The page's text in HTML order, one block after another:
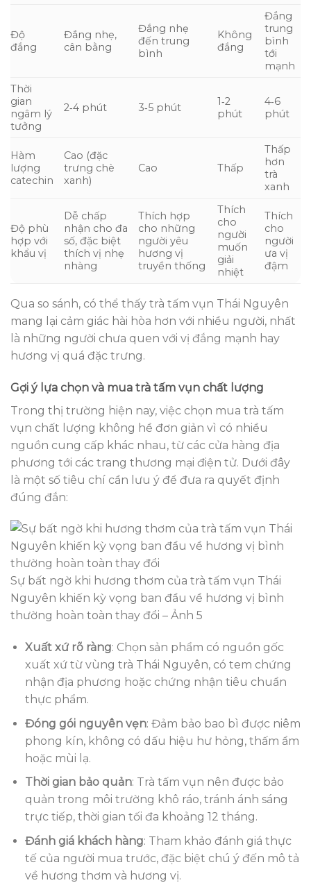
Độ
đắng
Đắng nhẹ,
cân bằng
Đắng nhẹ
đến trung
bình
Không
đắng
Đắng
trung
bình
tới
mạnh
Thời
gian
ngâm lý
tưởng
2‑4 phút 3‑5 phút
1‑2
phút
4‑6
phút
Hàm
lượng
catechin
Cao (đặc
trưng chè
xanh)
Cao Thấp
Thấp
hơn
trà
xanh
Độ phù
hợp với
khẩu vị
Dễ chấp
nhận cho đa
số, đặc biệt
thích vị nhẹ
nhàng
Thích hợp
cho những
người yêu
hương vị
truyền thống
Thích
cho
người
muốn
giải
nhiệt
Thích
cho
người
ưa vị
đậm
Qua so sánh, có thể thấy trà tấm vụn Thái Nguyên
mang lại cảm giác hài hòa hơn với nhiều người, nhất
là những người chưa quen với vị đắng mạnh hay
hương vị quá đặc trưng.
Gợi ý lựa chọn và mua trà tấm vụn chất lượng
Trong thị trường hiện nay, việc chọn mua trà tấm
vụn chất lượng không hề đơn giản vì có nhiều
nguồn cung cấp khác nhau, từ các cửa hàng địa
phương tới các trang thương mại điện tử. Dưới đây
là một số tiêu chí cần lưu ý để đưa ra quyết định
đúng đắn:
Sự bất ngờ khi hương thơm của trà tấm vụn Thái
Nguyên khiến kỳ vọng ban đầu về hương vị bình
thường hoàn toàn thay đổi – Ảnh 5
Xuất xứ rõ ràng: Chọn sản phẩm có nguồn gốc
xuất xứ từ vùng trà Thái Nguyên, có tem chứng
nhận địa phương hoặc chứng nhận tiêu chuẩn
thực phẩm.
Đóng gói nguyên vẹn: Đảm bảo bao bì được niêm
phong kín, không có dấu hiệu hư hỏng, thấm ẩm
hoặc mùi lạ.
Thời gian bảo quản: Trà tấm vụn nên được bảo
quản trong môi trường khô ráo, tránh ánh sáng
trực tiếp, thời gian tối đa khoảng 12 tháng.
Đánh giá khách hàng: Tham khảo đánh giá thực
tế của người mua trước, đặc biệt chú ý đến mô tả
về hương thơm và hương vị.